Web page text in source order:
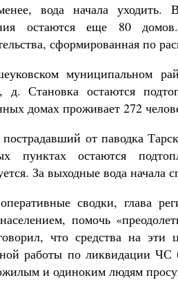
вода начала уходить.
остаются еще 80
сформированная по
муниципальном
д. Становка остаются
домах проживает 272
от паводка
пунктах остаются
За выходные вода начала
сводки, глава
помочь
что средства на
работы по ликвидации ЧС
и одиноким людям